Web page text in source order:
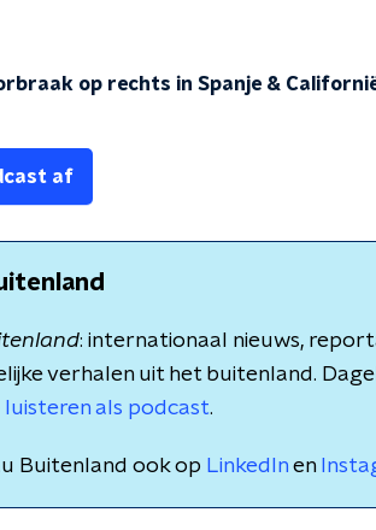
op rechts in Spanje &
af
: internationaal nieuws,
verhalen uit het buitenland.
als podcast.
Buitenland ook op LinkedIn en